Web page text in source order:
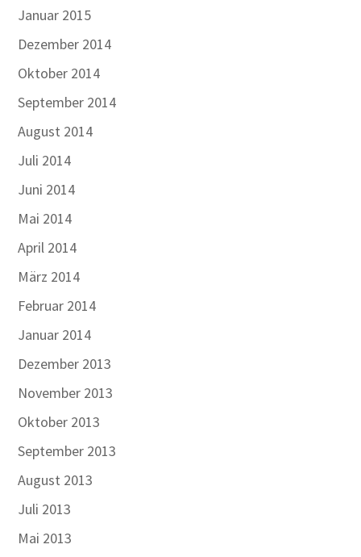
Januar 2015
Dezember 2014
Oktober 2014
September 2014
August 2014
Juli 2014
Juni 2014
Mai 2014
April 2014
März 2014
Februar 2014
Januar 2014
Dezember 2013
November 2013
Oktober 2013
September 2013
August 2013
Juli 2013
Mai 2013